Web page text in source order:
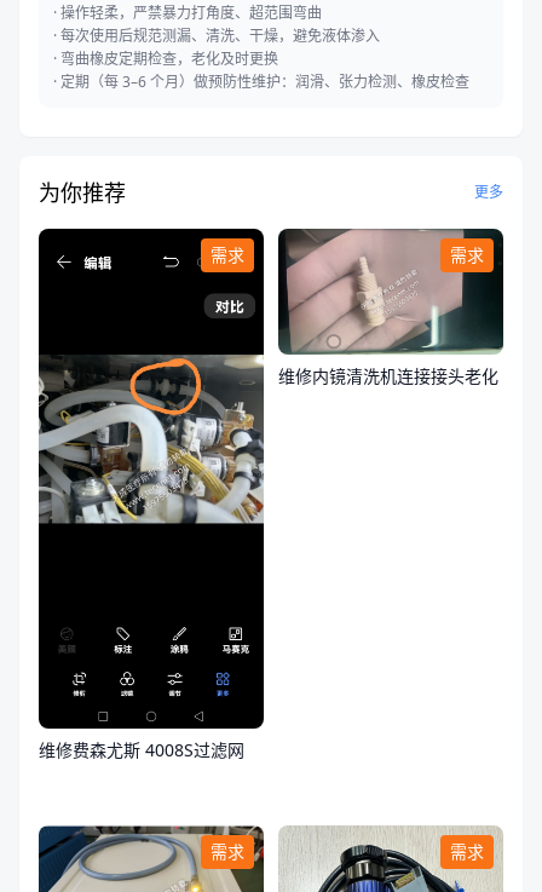
· 操作轻柔，严禁暴力打角度、超范围弯曲
· 每次使用后规范测漏、清洗、干燥，避免液体渗入
· 弯曲橡皮定期检查，老化及时更换
· 定期（每 3–6 个月）做预防性维护：润滑、张力检测、橡皮检查
为你推荐 更多
需求
维修费森尤斯 4008S过滤网
需求
维修内镜清洗机连接接头老化
需求 需求